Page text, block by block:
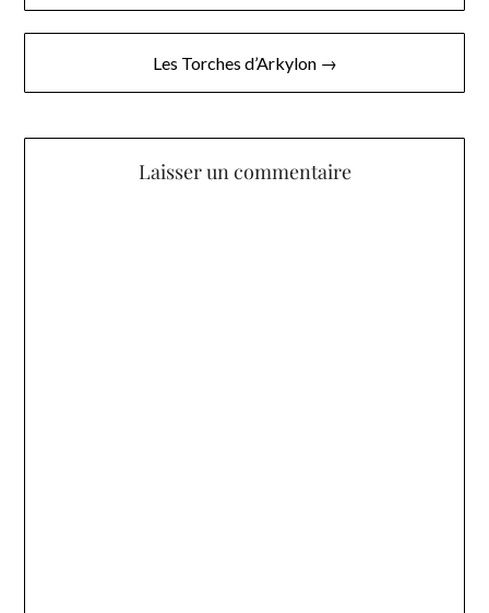
de
Les Torches d’Arkylon →
Laisser un commentaire